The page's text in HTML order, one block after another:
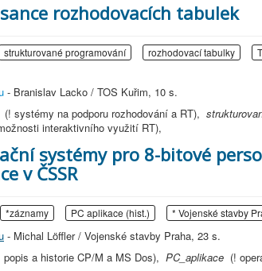
rozhodovacích tabulek
strukturované programování rozhodovací tabulky
- Branislav Lacko / TOS Kuřim, 10 s.
(! systémy na podporu rozhodování a RT),
interaktivního využití RT),
systémy pro 8-bitové
v ČSSR
*záznamy PC aplikace (hist.) * Vojenské stavby
- Michal Löffler / Vojenské stavby Praha, 23 s.
popis a historie CP/M a MS Dos), PC_aplikace (!